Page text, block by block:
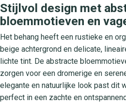
Stijlvol design met
bloemmotieven en
Het behang heeft een rustieke en
beige achtergrond en delicate,
lichte tint. De abstracte
zorgen voor een dromerige en
elegante en natuurlijke look past dit
perfect in een zachte en